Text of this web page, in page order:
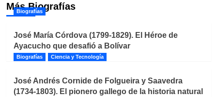
Más Biografías
Biografías
José María Córdova (1799-1829). El Héroe de
Ayacucho que desafió a Bolívar
Biografías Ciencia y Tecnología
José Andrés Cornide de Folgueira y Saavedra
(1734-1803). El pionero gallego de la historia natural